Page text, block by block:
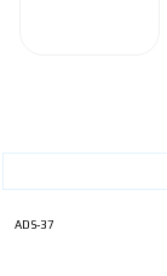
ADS-37